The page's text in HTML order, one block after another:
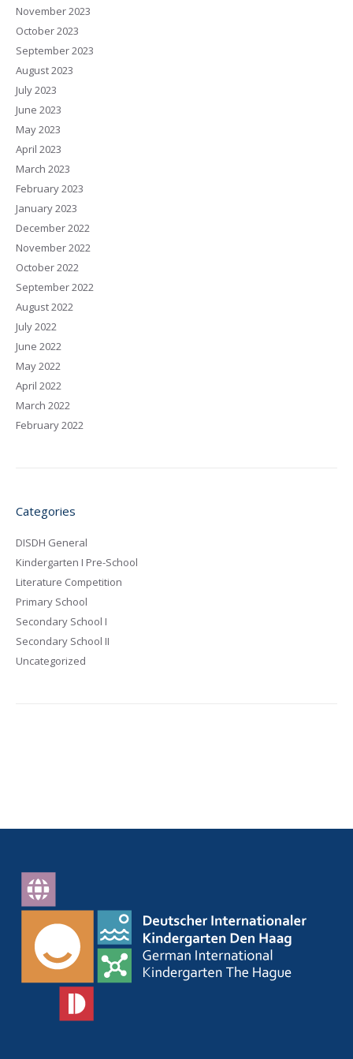
November 2023
October 2023
September 2023
August 2023
July 2023
June 2023
May 2023
April 2023
March 2023
February 2023
January 2023
December 2022
November 2022
October 2022
September 2022
August 2022
July 2022
June 2022
May 2022
April 2022
March 2022
February 2022
Categories
DISDH General
Kindergarten I Pre-School
Literature Competition
Primary School
Secondary School I
Secondary School II
Uncategorized